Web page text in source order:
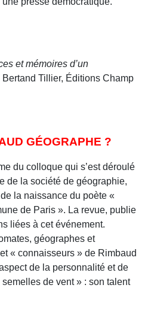
et mémoires d’un
Bertand Tillier, Éditions Champ
GÉOGRAPHE ?
du colloque qui s’est déroulé
de la société de géographie,
la naissance du poète «
de Paris ». La revue, publie
liées à cet événement.
géographes et
« connaisseurs » de Rimbaud
de la personnalité et de
semelles de vent » : son talent